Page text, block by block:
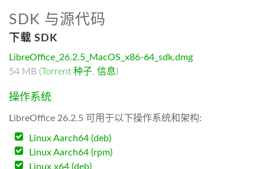
SDK 与源代码
下载 SDK
LibreOffice_26.2.5_MacOS_x86-64_sdk.dmg
54 MB (Torrent 种子, 信息)
操作系统
LibreOffice 26.2.5 可用于以下操作系统和架构:
Linux Aarch64 (deb)
Linux Aarch64 (rpm)
Linux x64 (deb)